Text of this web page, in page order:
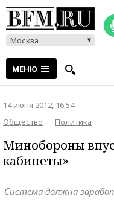
Москва
МЕНЮ
14 июня 2012, 16:54
Общество
Политика
Минобороны
кабинеты»
Система должна